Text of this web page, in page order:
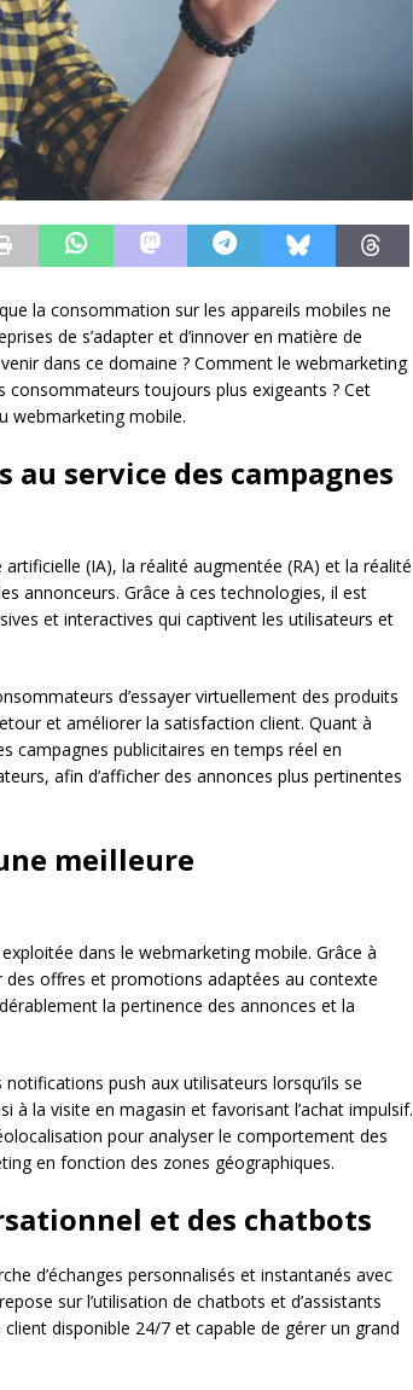
la consommation sur les appareils mobiles ne
de s’adapter et d’innover en matière de
dans ce domaine ? Comment le webmarketing
toujours plus exigeants ? Cet
webmarketing mobile.
service des campagnes
(IA), la réalité augmentée (RA) et la réalité
annonceurs. Grâce à ces technologies, il est
et interactives qui captivent les utilisateurs et
d’essayer virtuellement des produits
et améliorer la satisfaction client. Quant à
campagnes publicitaires en temps réel en
afin d’afficher des annonces plus pertinentes
meilleure
dans le webmarketing mobile. Grâce à
offres et promotions adaptées au contexte
la pertinence des annonces et la
push aux utilisateurs lorsqu’ils se
à la visite en magasin et favorisant l’achat impulsif.
pour analyser le comportement des
en fonction des zones géographiques.
et des chatbots
d’échanges personnalisés et instantanés avec
sur l’utilisation de chatbots et d’assistants
disponible 24/7 et capable de gérer un grand